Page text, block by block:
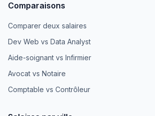
Comparaisons
Comparer deux salaires
Dev Web vs Data Analyst
Aide-soignant vs Infirmier
Avocat vs Notaire
Comptable vs Contrôleur